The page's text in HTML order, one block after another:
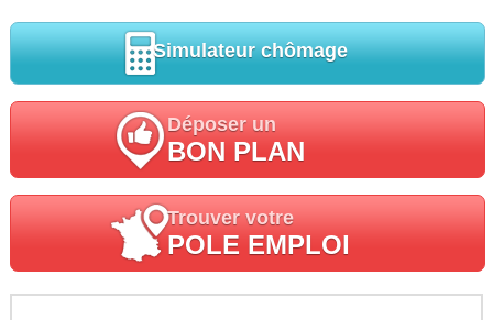
Simulateur chômage
Déposer un
BON PLAN
Trouver votre
POLE EMPLOI